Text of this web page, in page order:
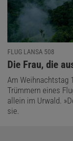
FLUG LANSA 508
:
Die Frau, die
Am Weihnachtstag
Trümmern eines
allein im Urwald.
sie.